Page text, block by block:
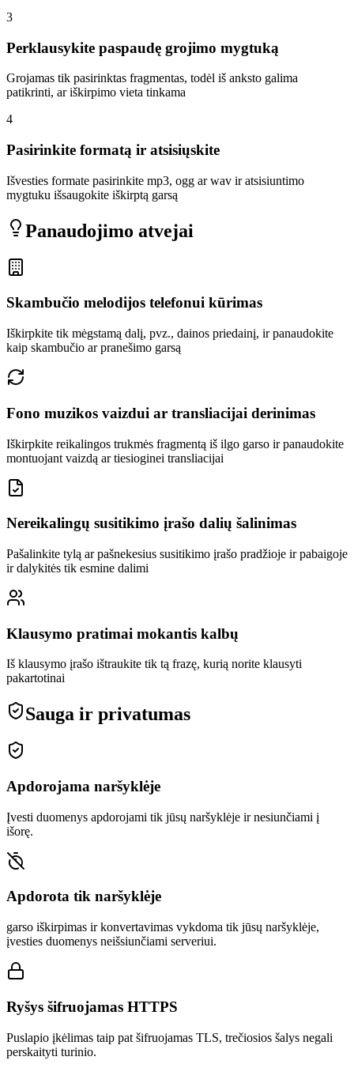
3
Perklausykite paspaudę grojimo mygtuką
Grojamas tik pasirinktas fragmentas, todėl iš anksto galima
patikrinti, ar iškirpimo vieta tinkama
4
Pasirinkite formatą ir atsisiųskite
Išvesties formate pasirinkite mp3, ogg ar wav ir atsisiuntimo
mygtuku išsaugokite iškirptą garsą
Panaudojimo atvejai
Skambučio melodijos telefonui kūrimas
Iškirpkite tik mėgstamą dalį, pvz., dainos priedainį, ir panaudokite
kaip skambučio ar pranešimo garsą
Fono muzikos vaizdui ar transliacijai derinimas
Iškirpkite reikalingos trukmės fragmentą iš ilgo garso ir panaudokite
montuojant vaizdą ar tiesioginei transliacijai
Nereikalingų susitikimo įrašo dalių šalinimas
Pašalinkite tylą ar pašnekesius susitikimo įrašo pradžioje ir pabaigoje
ir dalykitės tik esmine dalimi
Klausymo pratimai mokantis kalbų
Iš klausymo įrašo ištraukite tik tą frazę, kurią norite klausyti
pakartotinai
Sauga ir privatumas
Apdorojama naršyklėje
Įvesti duomenys apdorojami tik jūsų naršyklėje ir nesiunčiami į
išorę.
Apdorota tik naršyklėje
garso iškirpimas ir konvertavimas vykdoma tik jūsų naršyklėje,
įvesties duomenys neišsiunčiami serveriui.
Ryšys šifruojamas HTTPS
Puslapio įkėlimas taip pat šifruojamas TLS, trečiosios šalys negali
perskaityti turinio.